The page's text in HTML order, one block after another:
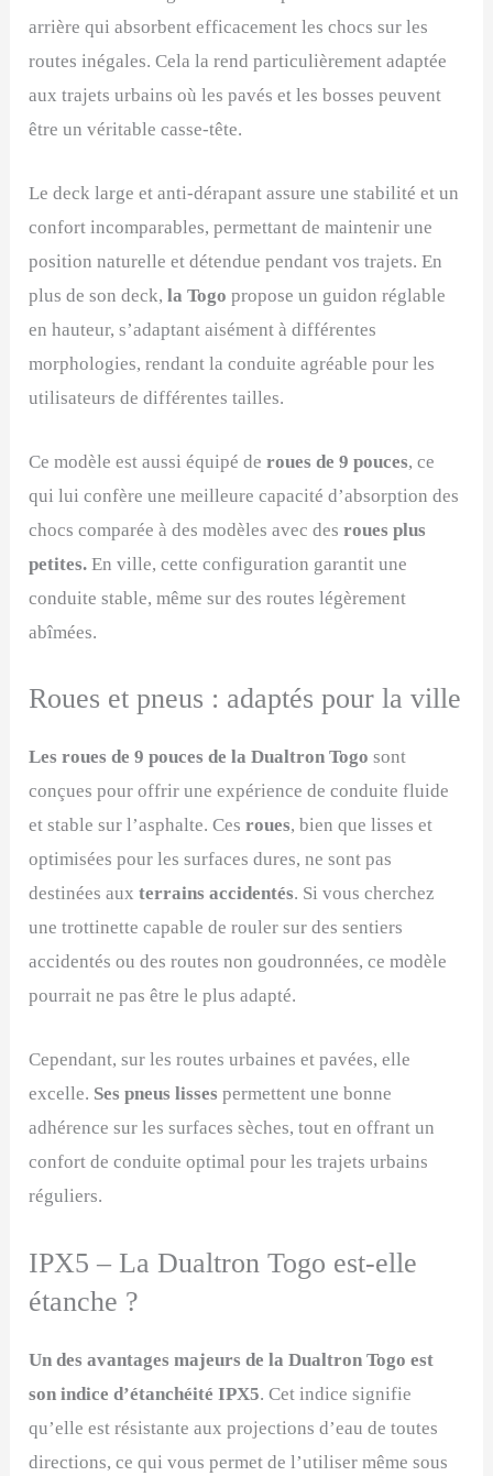
arrière qui absorbent efficacement les chocs sur les
routes inégales. Cela la rend particulièrement adaptée
aux trajets urbains où les pavés et les bosses peuvent
être un véritable casse-tête.
Le deck large et anti-dérapant assure une stabilité et un
confort incomparables, permettant de maintenir une
position naturelle et détendue pendant vos trajets. En
plus de son deck,la Togopropose un guidon réglable
en hauteur, s’adaptant aisément à différentes
morphologies, rendant la conduite agréable pour les
utilisateurs de différentes tailles.
Ce modèle est aussi équipé deroues de 9 pouces, ce
qui lui confère une meilleure capacité d’absorption des
chocs comparée à des modèles avec desroues plus
petites.En ville, cette configuration garantit une
conduite stable, même sur des routes légèrement
abîmées.
Roues et pneus : adaptés pour la ville
Les roues de 9 pouces de la Dualtron Togo sont
conçues pour offrir une expérience de conduite fluide
et stable sur l’asphalte. Cesroues, bien que lisses et
optimisées pour les surfaces dures, ne sont pas
destinées auxterrains accidentés. Si vous cherchez
une trottinette capable de rouler sur des sentiers
accidentés ou des routes non goudronnées, ce modèle
pourrait ne pas être le plus adapté.
Cependant, sur les routes urbaines et pavées, elle
excelle. Ses pneus lisses permettent une bonne
adhérence sur les surfaces sèches, tout en offrant un
confort de conduite optimal pour les trajets urbains
réguliers.
IPX5 – La Dualtron Togo est-elle
étanche ?
Un des avantages majeurs de la Dualtron Togo est
son indice d’étanchéité IPX5. Cet indice signifie
qu’elle est résistante aux projections d’eau de toutes
directions, ce qui vous permet de l’utiliser même sous